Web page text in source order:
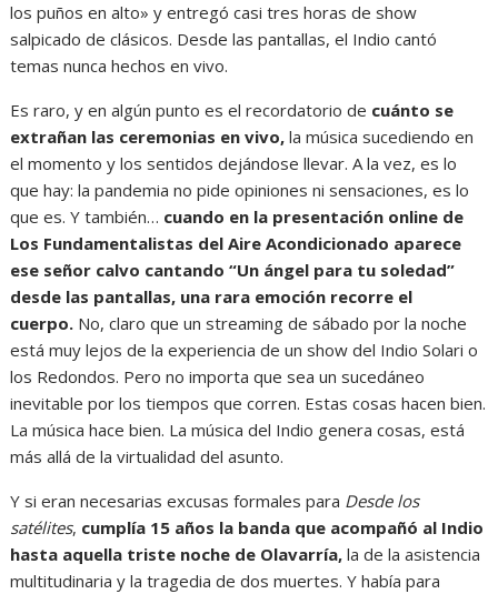
los puños en alto» y entregó casi tres horas de show
salpicado de clásicos. Desde las pantallas, el Indio cantó
temas nunca hechos en vivo.
Es raro, y en algún punto es el recordatorio de cuánto se
extrañan las ceremonias en vivo, la música sucediendo en
el momento y los sentidos dejándose llevar. A la vez, es lo
que hay: la pandemia no pide opiniones ni sensaciones, es lo
que es. Y también… cuando en la presentación online de
Los Fundamentalistas del Aire Acondicionado aparece
ese señor calvo cantando “Un ángel para tu soledad”
desde las pantallas, una rara emoción recorre el
cuerpo. No, claro que un streaming de sábado por la noche
está muy lejos de la experiencia de un show del Indio Solari o
los Redondos. Pero no importa que sea un sucedáneo
inevitable por los tiempos que corren. Estas cosas hacen bien.
La música hace bien. La música del Indio genera cosas, está
más allá de la virtualidad del asunto.
Y si eran necesarias excusas formales para Desde los
satélites, cumplía 15 años la banda que acompañó al Indio
hasta aquella triste noche de Olavarría,la de la asistencia
multitudinaria y la tragedia de dos muertes. Y había para